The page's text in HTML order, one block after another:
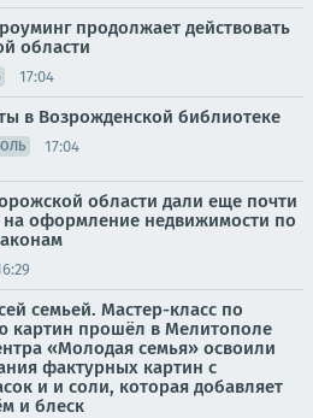
продолжает действовать
области
17:04
в Возрожденской библиотеке
17:04
области дали еще почти
на оформление недвижимости по
семьей. Мастер-класс по
картин прошёл в Мелитополе
«Молодая семья» освоили
фактурных картин с
и и соли, которая добавляет
и блеск